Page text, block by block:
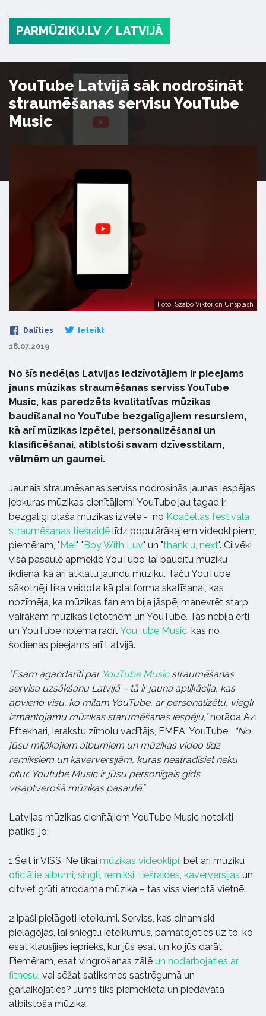
PARMŪZIKU.LV / LATVIJĀ
YouTube Latvijā sāk nodrošināt
straumēšanas servisu YouTube
Music
Foto: Szabo Viktor on Unsplash
Dalīties Ieteikt
18.07.2019
No šīs nedēļas Latvijas iedzīvotājiem ir pieejams
jauns mūzikas straumēšanas serviss YouTube
Music, kas paredzēts kvalitatīvas mūzikas
baudīšanai no YouTube bezgalīgajiem resursiem,
kā arī mūzikas izpētei, personalizēšanai un
klasificēšanai, atiblstoši savam dzīvesstilam,
vēlmēm un gaumei.
Jaunais straumēšanas serviss nodrošinās jaunas iespējas
jebkuras mūzikas cienītājiem! YouTube jau tagad ir
bezgalīgi plaša mūzikas izvēle - no Koačellas festivāla
straumēšanas tiešraidē līdz populārākajiem videoklipiem,
piemēram, "Me!", "Boy With Luv" un "thank u, next". Cilvēki
visā pasaulē apmeklē YouTube, lai baudītu mūziku
ikdienā, kā arī atklātu jaundu mūziku. Taču YouTube
sākotnēji tika veidota kā platforma skatīšanai, kas
nozīmēja, ka mūzikas faniem bija jāspēj manevrēt starp
vairākām mūzikas lietotnēm un YouTube. Tas nebija ērti
un YouTube nolēma radīt YouTube Music , kas no
šodienas pieejams arī Latvijā.
"Esam agandarīti par YouTube Musicstraumēšanas
servisa uzsākšanu Latvijā – tā ir jauna aplikācija, kas
apvieno visu, ko mīlam YouTube, ar personalizētu, viegli
izmantojamu mūzikas starumēšanas iespēju,"norāda Azi
Eftekhari, Ierakstu zīmolu vadītājs, EMEA, YouTube.
"No
jūsu mīļākajiem albumiem un mūzikas video līdz
remiksiem un kaverversijām, kuras neatradīsiet neku
citur, Youtube Music ir jūsu personīgais gids
visaptverošā mūzikas pasaulē.”
Latvijas mūzikas cienītājiem YouTube Music noteikti
patiks, jo:
1.Šeit ir VISS. Ne tikai mūzikas videoklipi , bet arī mūziķu
oficiālie albumi singli remiksi tiešraides kaverversijas un
citviet grūti atrodama mūzika – tas viss vienotā vietnē.
2.Īpaši pielāgoti ieteikumi. Serviss, kas dinamiski
pielāgojas, lai sniegtu ieteikumus, pamatojoties uz to, ko
esat klausījies iepriekš, kur jūs esat un ko jūs darāt.
Piemēram, esat vingrošanas zālē un nodarbojaties ar
fitnesu , vai sēžat satiksmes sastrēgumā un
garlaikojaties? Jums tiks piemeklēta un piedāvāta
atbilstoša mūzika.